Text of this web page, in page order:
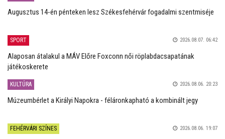
Augusztus 14-én pénteken lesz Székesfehérvár fogadalmi szentmiséje
SPORT 2026.08.07. 06:42
Alaposan átalakul a MÁV Előre Foxconn női röplabdacsapatának
játékoskerete
KULTÚRA 2026.08.06. 20:23
Múzeumbérlet a Királyi Napokra - féláronkapható a kombinált jegy
FEHÉRVÁRI SZÍNES 2026.08.06. 19:07